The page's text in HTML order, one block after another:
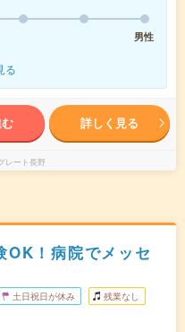
男性
る
詳しく見る
レート長野
！病院でメッセ
土日祝日が休み 残業なし